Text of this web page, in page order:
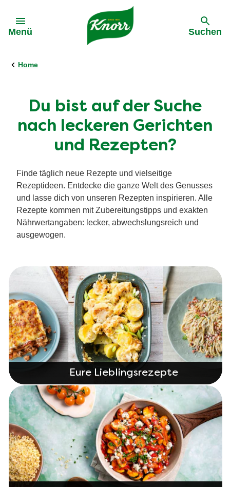
Menü Suchen
Home
Du bist auf der Suche
nach leckeren Gerichten
und Rezepten?
Finde täglich neue Rezepte und vielseitige
Rezeptideen. Entdecke die ganze Welt des Genusses
und lasse dich von unseren Rezepten inspirieren. Alle
Rezepte kommen mit Zubereitungstipps und exakten
Nährwertangaben: lecker, abwechslungsreich und
ausgewogen.
Eure Lieblingsrezepte